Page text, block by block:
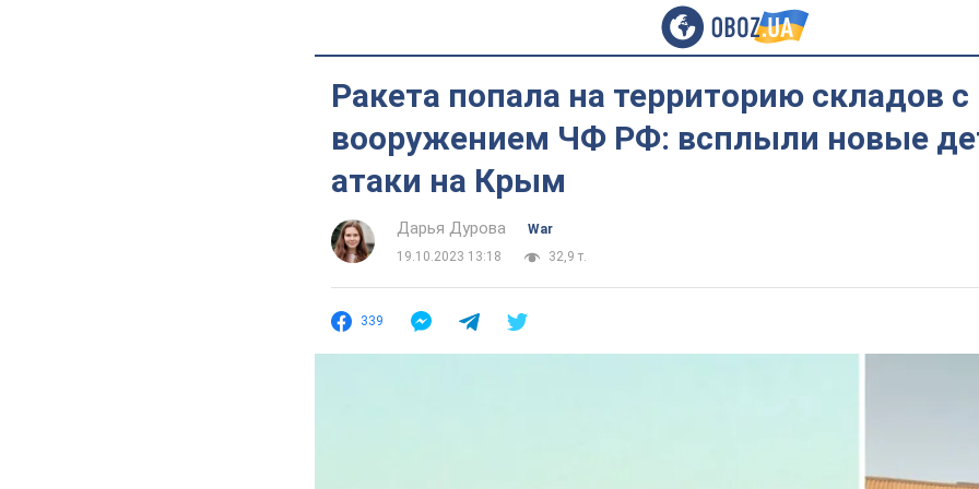
Ракета попала на территорию складов с
вооружением ЧФ РФ: всплыли новые
атаки на Крым
Дарья Дурова
War
19.10.2023 13:18
32,9 т.
339